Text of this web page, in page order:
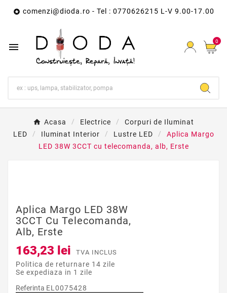
 comenzi@dioda.ro - Tel : 0770626215 L-V 9.00-17.00
 0
Acasa Electrice
Corpuri de Iluminat
LED
Iluminat Interior Lustre LED
Aplica Margo
LED 38W 3CCT cu telecomanda, alb, Erste
Aplica Margo LED 38W
3CCT Cu Telecomanda,
Alb, Erste
163,23 lei TVA INCLUS
Politica de returnare 14 zile
Se expediaza in 1 zile
Referinta EL0075428